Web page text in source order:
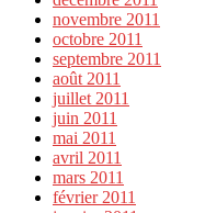
novembre 2011
octobre 2011
septembre 2011
août 2011
juillet 2011
juin 2011
mai 2011
avril 2011
mars 2011
février 2011